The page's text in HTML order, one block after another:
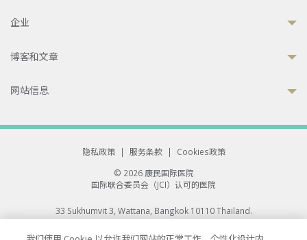
企业
博客和文章
网站信息
隐私政策 | 服务条款 |
Cookies政策
© 2026 康民国际医院
国际联合委员会（JCI）认可的医院
33 Sukhumvit 3, Wattana, Bangkok 10110 Thailand.
All rights reserved.